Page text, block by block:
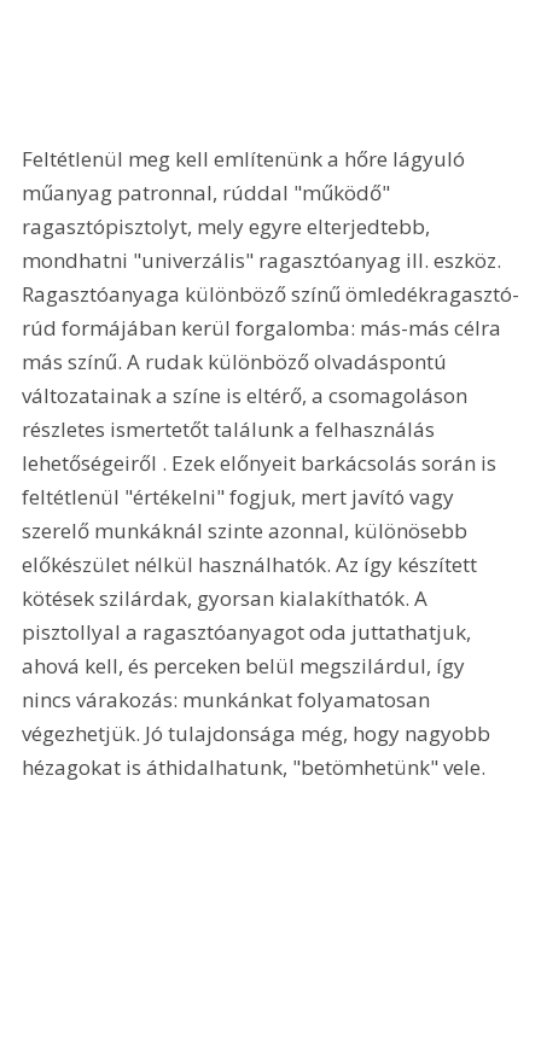
Feltétlenül meg kell említenünk a hőre lágyuló
műanyag patronnal, rúddal "működő"
ragasztópisztolyt, mely egyre elterjedtebb,
mondhatni "univerzális" ragasztóanyag ill. eszköz.
Ragasztóanyaga különböző színű ömledékragasztó-
rúd formájában kerül forgalomba: más-más célra
más színű. A rudak különböző olvadáspontú
változatainak a színe is eltérő, a csomagoláson
részletes ismertetőt találunk a felhasználás
lehetőségeiről . Ezek előnyeit barkácsolás során is
feltétlenül "értékelni" fogjuk, mert javító vagy
szerelő munkáknál szinte azonnal, különösebb
előkészület nélkül használhatók. Az így készített
kötések szilárdak, gyorsan kialakíthatók. A
pisztollyal a ragasztóanyagot oda juttathatjuk,
ahová kell, és perceken belül megszilárdul, így
nincs várakozás: munkánkat folyamatosan
végezhetjük. Jó tulajdonsága még, hogy nagyobb
hézagokat is áthidalhatunk, "betömhetünk" vele.